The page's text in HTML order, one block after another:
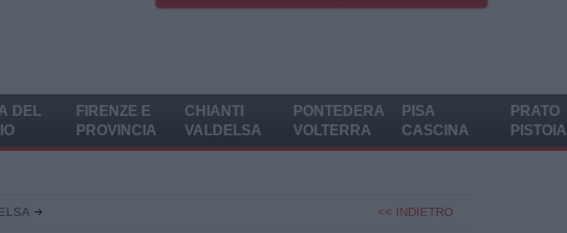
DEL
FIRENZE E
PROVINCIA
CHIANTI
VALDELSA
PONTEDERA
VOLTERRA
PISA
CASCINA
PRATO
PISTOIA
<< INDIETRO